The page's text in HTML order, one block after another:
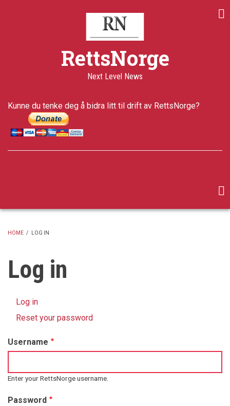
RettsNorge
Next Level News
Kunne du tenke deg å bidra litt til drift av RettsNorge?
HOME / LOG IN
Log in
Primary
Log in
tab)
Reset your password
Username
Enter your RettsNorge username.
Password